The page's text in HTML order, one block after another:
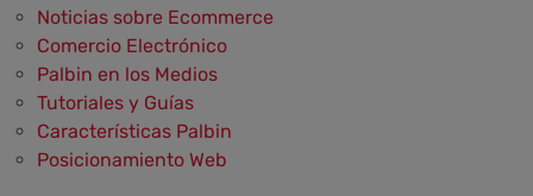
Noticias sobre Ecommerce
Comercio Electrónico
Palbin en los Medios
Tutoriales y Guías
Características Palbin
Posicionamiento Web